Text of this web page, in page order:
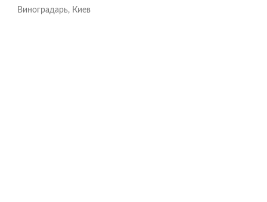
Виноградарь, Киев